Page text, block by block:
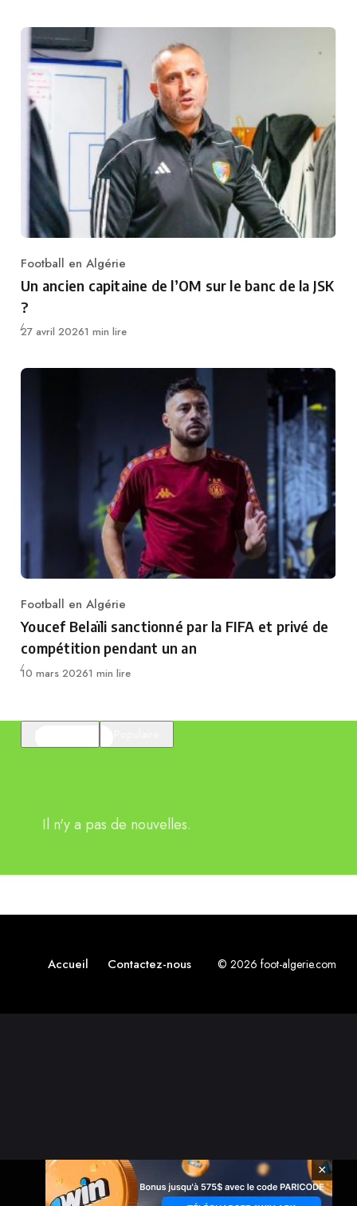
Category
Football en Algérie
Un ancien capitaine de l’OM sur le banc de la JSK
?
Publié
27 avril 20261 min lire
Category
Football en Algérie
Youcef Belaïli sanctionné par la FIFA et privé de
compétition pendant un an
Publié
10 mars 20261 min lire
Il n'y a pas de nouvelles.
Accueil Contactez-nous © 2026 foot-algerie.com
×